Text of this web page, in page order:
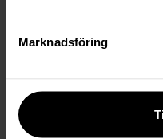
Marknadsföring
Nordiska Kvalitetspooler
Bakgrund Nordiska